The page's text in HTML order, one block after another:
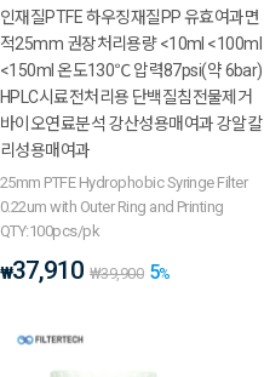
인재질PTFE 하우징재질PP 유효여과면
적25mm 권장처리용량 <10ml <100ml
<150ml 온도130℃ 압력87psi(약 6bar)
HPLC시료전처리용 단백질침전물제거
바이오연료분석 강산성용매여과 강알칼
리성용매여과
25mm PTFE Hydrophobic Syringe Filter
0.22um with Outer Ring and Printing
QTY:100pcs/pk
₩37,910 ₩39,900 5%